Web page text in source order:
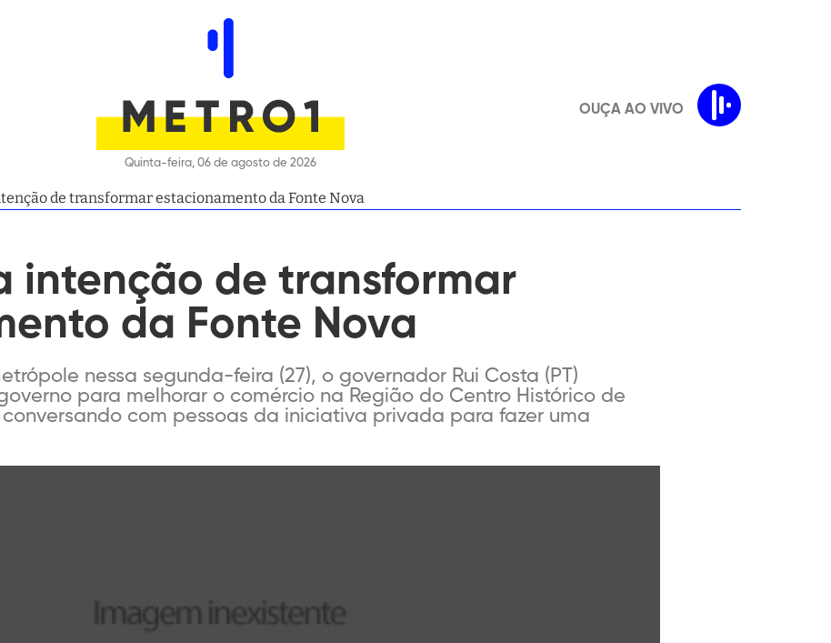
Quinta-feira, 06 de agosto de 2026
OUÇA AO VIVO
de transformar estacionamento da Fonte Nova
intenção de transformar
da Fonte Nova
nessa segunda-feira (27), o governador Rui Costa (PT)
para melhorar o comércio na Região do Centro Histórico de
conversando com pessoas da iniciativa privada para fazer uma